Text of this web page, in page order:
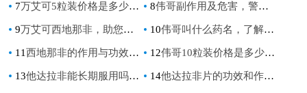
7万艾可5粒装价格是多少？,万艾可5粒装价格，让难题不再困扰！ 8伟哥副作用及危害，警惕这些不可逆的身体损伤
9万艾可西地那非，助您重拾自信的健康之选 10伟哥叫什么药名，了解其正式名称及使用注意事项
11西地那非的作用与功效,正确使用方法及注意事项 12伟哥10粒装价格是多少_伟哥10粒装多少钱
13他达拉非能长期服用吗，了解其安全性与副作用的重要性 14他达拉非片的功效和作用及禁忌，全面解析男性健康新选择